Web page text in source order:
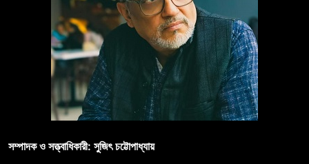
সম্পাদক ও সত্ত্বাধিকারী: সুজিৎ চট্টোপাধ্যায়